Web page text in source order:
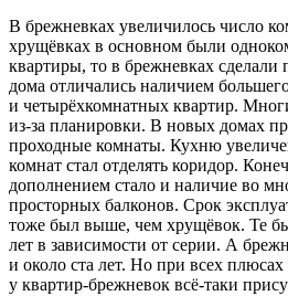
В брежневках увеличилось число
хрущёвках в основном были
квартиры, то в брежневках сделали
дома отличались наличием
и четырёхкомнатных квартир.
из-за планировки. В новых домах
проходные комнаты. Кухню
комнат стал отделять коридор.
дополнением стало и наличие во
просторных балконов. Срок
тоже был выше, чем хрущёвок. Те
лет в зависимости от серии. А
и около ста лет. Но при всех
у квартир-брежневок всё-таки